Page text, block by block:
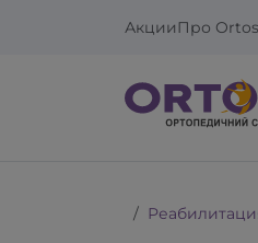
АкцииПро Ortos